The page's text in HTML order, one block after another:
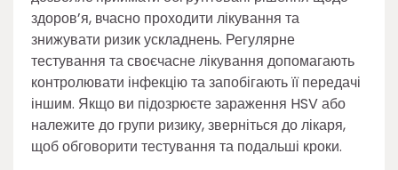
здоров’я, вчасно проходити лікування та
знижувати ризик ускладнень. Регулярне
тестування та своєчасне лікування допомагають
контролювати інфекцію та запобігають її передачі
іншим. Якщо ви підозрюєте зараження HSV або
належите до групи ризику, зверніться до лікаря,
щоб обговорити тестування та подальші кроки.